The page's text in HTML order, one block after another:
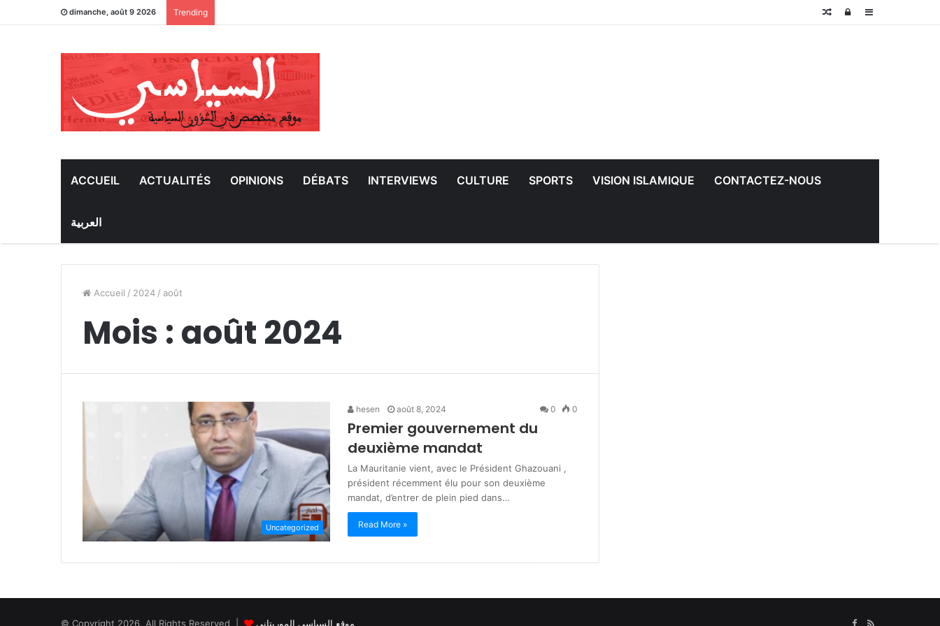
dimanche, août 9 2026 Trending Sidebar
Log
Random
ACCUEIL ACTUALITÉS OPINIONS DÉBATS INTERVIEWS CULTURE SPORTS VISION ISLAMIQUE CONTACTEZ-NOUS
العربية
Accueil / 2024 / août
Mois : août 2024
Uncategorized
hesen août 8, 2024 0 0
Premier gouvernement du
deuxième mandat
La Mauritanie vient, avec le Président Ghazouani ,
président récemment élu pour son deuxième
mandat, d’entrer de plein pied dans…
Read More »
© Copyright 2026, All Rights Reserved | موقع السياسي الموريتاني